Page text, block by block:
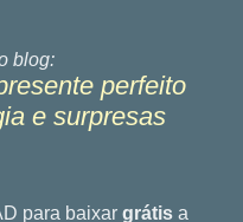
blog:
perfeito
e surpresas
para baixar grátis a